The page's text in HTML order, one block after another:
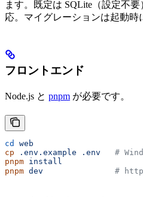
ます。既定は SQLite（設定不要
応。マイグレーションは起動時
フロントエンド
Node.js と pnpm が必要です。
cd
web
cp .env.example .env
#
pnpm install
pnpm dev
#